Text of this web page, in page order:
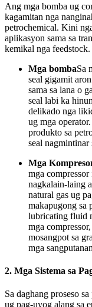
Ang mga bomba ug
kagamitan nga
petrochemical. Kini
aplikasyon sama sa
kemikal nga feedstock.
Mga bombaSa
seal gigamit
sama sa lana o
seal labi ka
delikado nga
ug mga
produkto sa
seal nagmintinar
Mga
mga compressor
nagkalain-laing
natural gas ug
makapugong sa
lubricating fluid
mga
mosangpot sa
mga
2. Mga Sistema sa
Sa daghang proseso
ug pag-uyog alang sa